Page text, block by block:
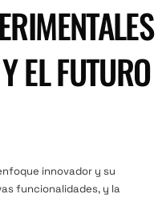
EL FUTURO
innovador y su
funcionalidades, y la